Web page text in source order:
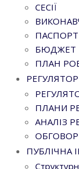
СЕСІЇ
БЮДЖЕТ
ПЛАН
ПЛАНИ
АНАЛІЗ
ПУБЛІЧНА